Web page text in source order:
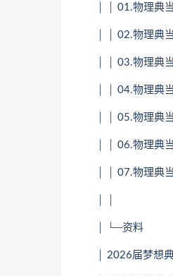
│ │ 01.物理典当
│ │ 02.物理典当
│ │ 03.物理典当
│ │ 04.物理典当
│ │ 05.物理典当
│ │ 06.物理典当
│ │ 07.物理典当
│ └─资料
│ 2026届梦想典